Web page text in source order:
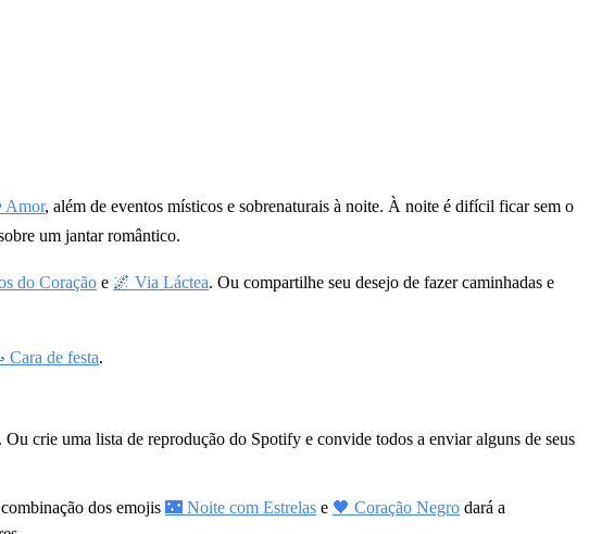
, além de eventos místicos e sobrenaturais à noite. À noite é difícil ficar sem o
um jantar romântico.
do Coração e 🌌 Via Láctea. Ou compartilhe seu desejo de fazer caminhadas e
Cara de festa.
Ou crie uma lista de reprodução do Spotify e convide todos a enviar alguns de seus
dos emojis 🌃 Noite com Estrelas e 🖤 Coração Negro dará a